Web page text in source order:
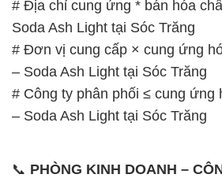
# Địa chỉ cung ứng * bán hóa
Soda Ash Light tại Sóc Trăng
# Đơn vị cung cấp × cung ứng
– Soda Ash Light tại Sóc Trăng
# Công ty phân phối ≤ cung ứng
– Soda Ash Light tại Sóc Trăng
📞 PHÒNG KINH DOANH –